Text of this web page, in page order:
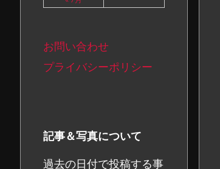
お問い合わせ
プライバシーポリシー
記事＆写真について
過去の日付で投稿する事